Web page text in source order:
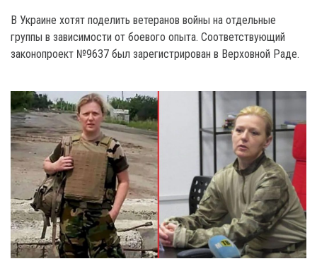
В Украине хотят поделить ветеранов войны на отдельные
группы в зависимости от боевого опыта. Соответствующий
законопроект №9637 был зарегистрирован в Верховной Раде.